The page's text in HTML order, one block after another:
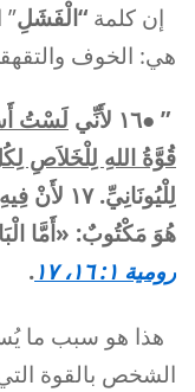
إن كلمة “الْفَشَلِ”
هي: الخوف
” ●١٦ لأَنِّي لَسْتُ
قُوَّةُ اللهِ لِلْخَلاَصِ
هُوَ مَكْتُوبٌ: «أَمَّا
رومية ١: ١٦، ١٧
.
هذا هو سبب ما
الشخص بالقوة التي